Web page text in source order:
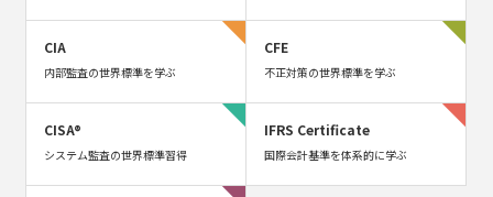
CIA
内部監査の世界標準を学ぶ
CFE
不正対策の世界標準を学ぶ
CISA®
システム監査の世界標準習得
IFRS Certificate
国際会計基準を体系的に学ぶ